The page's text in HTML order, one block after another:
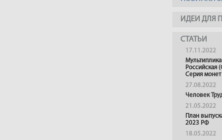
ИДЕИ ДЛЯ
СТАТЬИ
17.11.2022
Российская
Серия монет
27.08.2022
Человек
21.05.2022
План
2023 РФ
18.05.2022